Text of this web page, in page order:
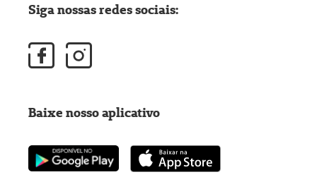
Siga nossas redes sociais:
Baixe nosso aplicativo